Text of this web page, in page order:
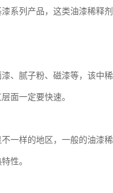
系列产品，这类油漆稀释
、腻子粉、磁漆等，该中
面一定要快速。
一样的地区，一般的油漆
性。